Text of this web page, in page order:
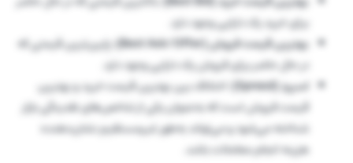
برای خرید یک دارایی وجود دارد.
بهترین قیمت فروش (Best Ask/Offer):
پایین‌ترین قیمتی که
در حال حاضر برای فروش یک دارایی وجود دارد.
اسپرد (Spread):
اختلاف بین بهترین قیمت خرید و بهترین
قیمت فروش است که به‌عنوان یکی از شاخص‌های نقدینگی بازار
شناخته می‌شود و می‌تواند به‌طور غیرمستقیم نشان‌دهنده
هزینه انجام معاملات باشد.